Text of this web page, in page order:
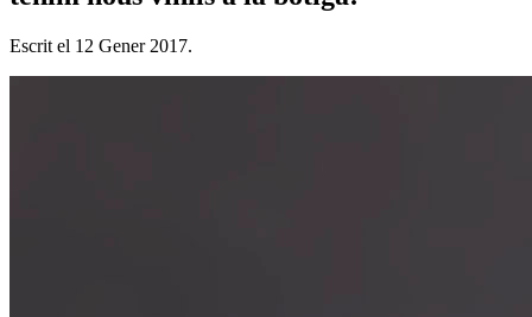
Escrit el 12 Gener 2017.